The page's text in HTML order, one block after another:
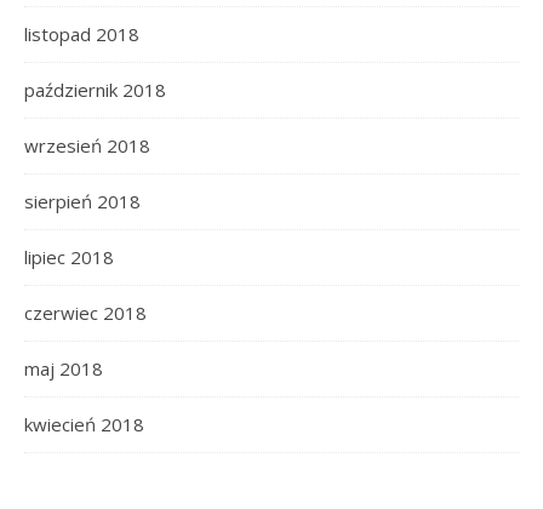
listopad 2018
październik 2018
wrzesień 2018
sierpień 2018
lipiec 2018
czerwiec 2018
maj 2018
kwiecień 2018